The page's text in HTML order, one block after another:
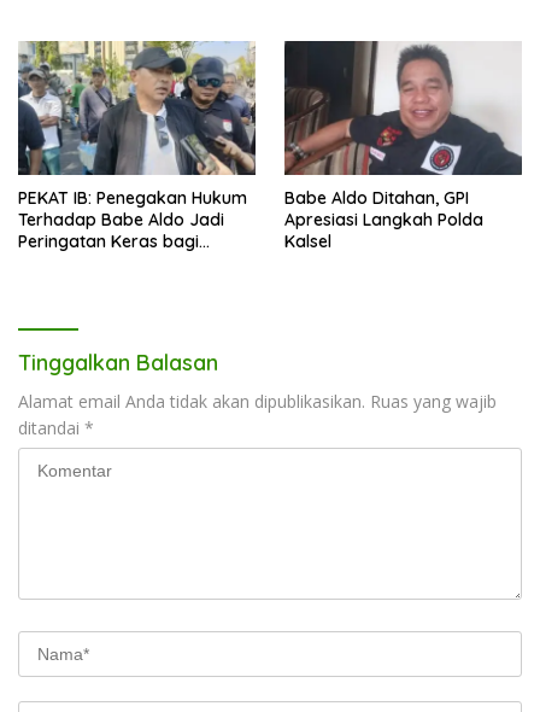
PEKAT IB: Penegakan Hukum
Terhadap Babe Aldo Jadi
Peringatan Keras bagi
Babe Aldo Ditahan, GPI
Apresiasi Langkah Polda
Kalsel
Tinggalkan Balasan
Alamat email Anda tidak akan dipublikasikan. Ruas yang wajib
ditandai *